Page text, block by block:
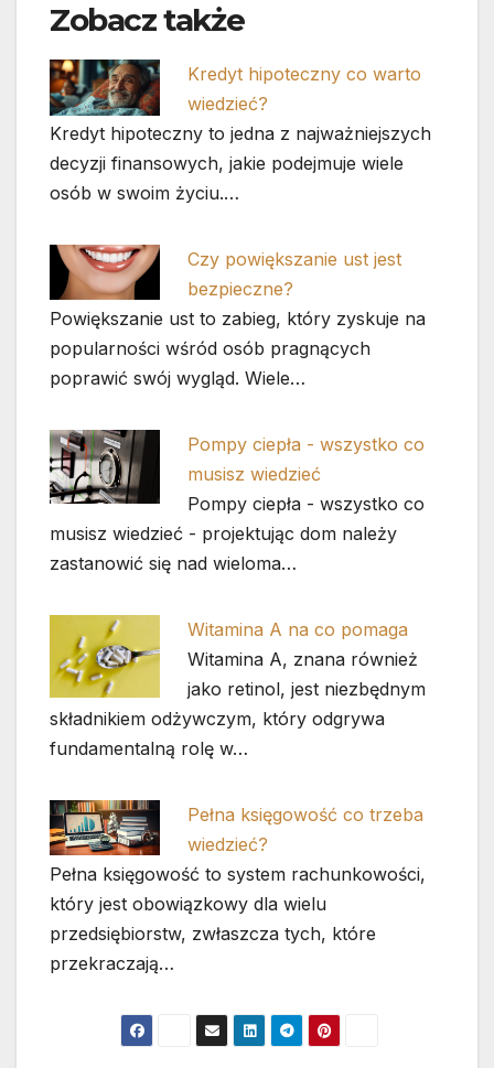
Zobacz także
Kredyt hipoteczny co warto
wiedzieć?
Kredyt hipoteczny to jedna z najważniejszych
decyzji finansowych, jakie podejmuje wiele
osób w swoim życiu.…
Czy powiększanie ust jest
bezpieczne?
Powiększanie ust to zabieg, który zyskuje na
popularności wśród osób pragnących
poprawić swój wygląd. Wiele…
Pompy ciepła - wszystko co
musisz wiedzieć
Pompy ciepła - wszystko co
musisz wiedzieć - projektując dom należy
zastanowić się nad wieloma…
Witamina A na co pomaga
Witamina A, znana również
jako retinol, jest niezbędnym
składnikiem odżywczym, który odgrywa
fundamentalną rolę w…
Pełna księgowość co trzeba
wiedzieć?
Pełna księgowość to system rachunkowości,
który jest obowiązkowy dla wielu
przedsiębiorstw, zwłaszcza tych, które
przekraczają…